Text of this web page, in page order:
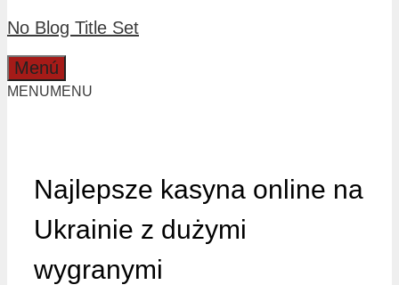
No Blog Title Set
Menú
MENUMENU
Najlepsze kasyna online na
Ukrainie z dużymi
wygranymi